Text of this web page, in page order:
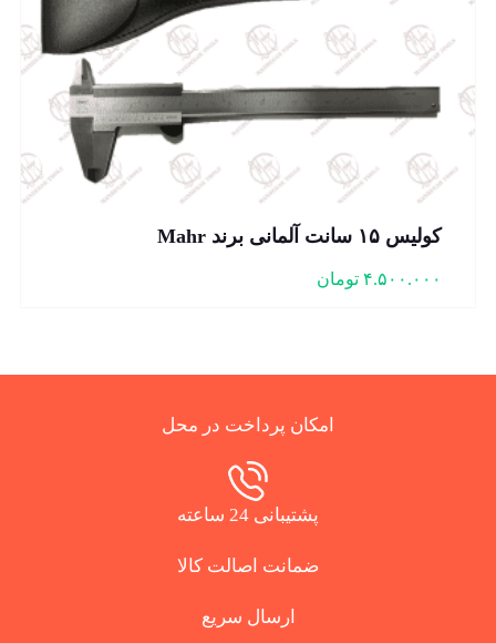
کولیس ۱۵ سانت آلمانی برند Mahr
۴.۵۰۰.۰۰۰ تومان
امکان پرداخت در محل
پشتیبانی 24 ساعته
ضمانت اصالت کالا
ارسال سریع